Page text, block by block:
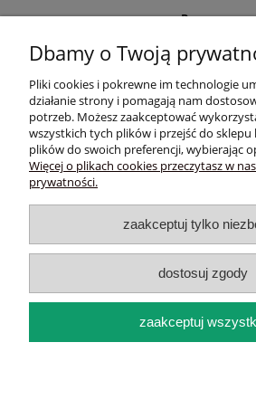
Pomoc
Moje konto
Płatności i
Informacje
Sklep trychologiczny online -
535/154, 32-020 Wieliczka | NIP:
wlosyizdrowie.eu@gmail.com|
pokaż pełną wersję
Sklep internetowy
Dbamy o Twoją
Pliki cookies i pokrewne im technologie
działanie strony i pomagają nam
potrzeb. Możesz zaakceptować
wszystkich tych plików i przejść do
plików do swoich preferencji, wybierając
Więcej o plikach cookies przeczytasz w
prywatności.
zaakceptuj tylko
dostosuj zgody
zaakceptuj